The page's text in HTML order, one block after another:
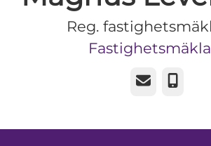
Reg.
E-postTelefon